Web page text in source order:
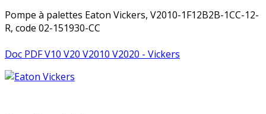
Pompe à palettes Eaton Vickers, V2010-1F12B2B-1CC-12-
R, code 02-151930-CC
Doc PDF V10 V20 V2010 V2020 - Vickers